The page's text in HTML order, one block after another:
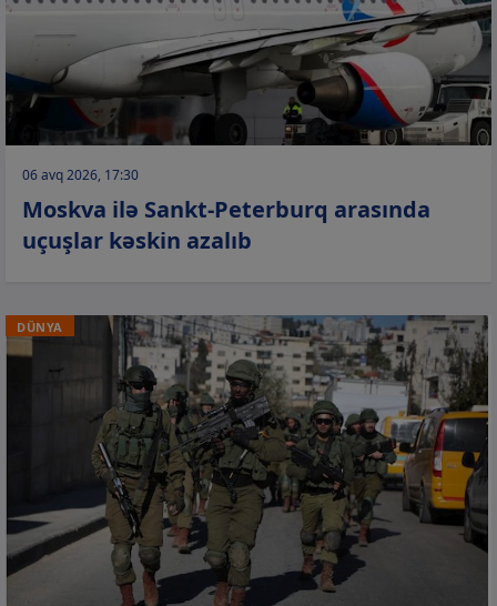
06 avq 2026, 17:30
Moskva ilə Sankt-Peterburq arasında
uçuşlar kəskin azalıb
DÜNYA